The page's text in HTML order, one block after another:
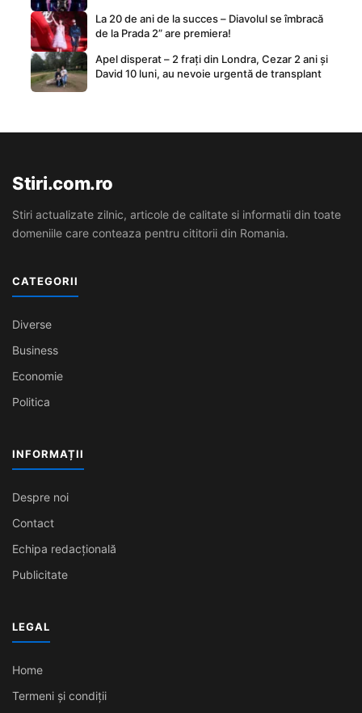
La 20 de ani de la succes – Diavolul se îmbracă
de la Prada 2” are premiera!
Apel disperat – 2 frați din Londra, Cezar 2 ani și
David 10 luni, au nevoie urgentă de transplant
Stiri.com.ro
Stiri actualizate zilnic, articole de calitate si informatii din toate
domeniile care conteaza pentru cititorii din Romania.
CATEGORII
Diverse
Business
Economie
Politica
INFORMAȚII
Despre noi
Contact
Echipa redacțională
Publicitate
LEGAL
Home
Termeni și condiții